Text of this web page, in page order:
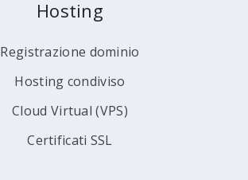
Hosting
Registrazione dominio
Hosting condiviso
Cloud Virtual (VPS)
Certificati SSL